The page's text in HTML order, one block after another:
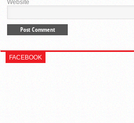
Website
FACEBOOK